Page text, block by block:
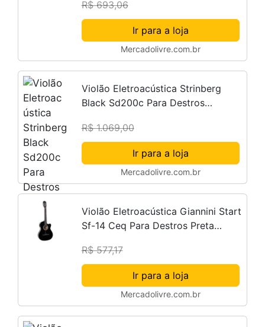
R$ 693,06
Ir para a loja
Mercadolivre.com.br
Violão Eletroacústica Strinberg
Black Sd200c Para Destros
Cremoso
R$ 1.069,00
Ir para a loja
Mercadolivre.com.br
Violão Eletroacústica Giannini Start
Sf-14 Ceq Para Destros Preta
R$ 577,17
Ir para a loja
Mercadolivre.com.br